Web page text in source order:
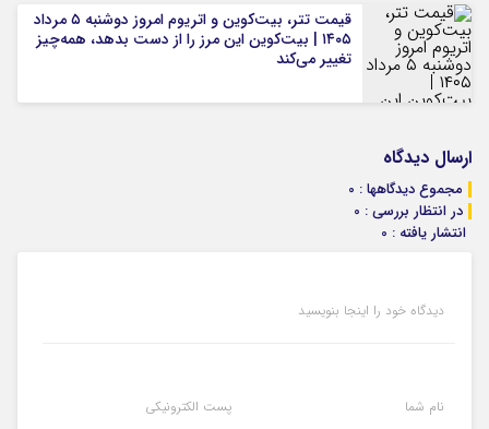
قیمت تتر، بیت‌کوین و اتریوم امروز دوشنبه ۵ مرداد
۱۴۰۵ | بیت‌کوین این مرز را از دست بدهد، همه‌چیز
تغییر می‌کند
ارسال دیدگاه
مجموع دیدگاهها : 0
در انتظار بررسی : 0
انتشار یافته : 0
دیدگاه خود را اینجا بنویسید
نام شما پست الکترونیکی